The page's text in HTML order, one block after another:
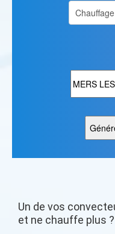
Un de vos
et ne chauffe plus ?